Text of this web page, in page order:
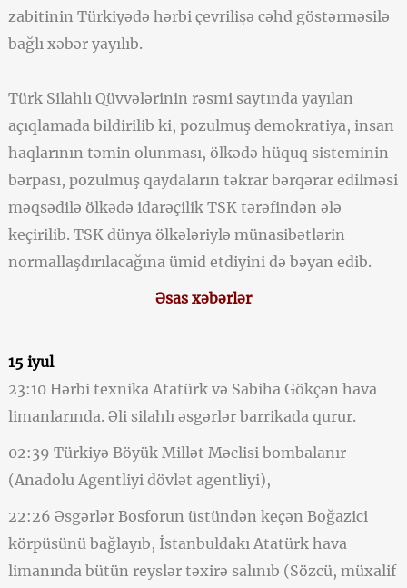
zabitinin Türkiyədə hərbi çevrilişə cəhd göstərməsilə
bağlı xəbər yayılıb.
Türk Silahlı Qüvvələrinin rəsmi saytında yayılan
açıqlamada bildirilib ki, pozulmuş demokratiya, insan
haqlarının təmin olunması, ölkədə hüquq sisteminin
bərpası, pozulmuş qaydaların təkrar bərqərar edilməsi
məqsədilə ölkədə idarəçilik TSK tərəfindən ələ
keçirilib. TSK dünya ölkələriylə münasibətlərin
normallaşdırılacağına ümid etdiyini də bəyan edib.
Əsas xəbərlər
15 iyul
23:10 Hərbi texnika Atatürk və Sabiha Gökçən hava
limanlarında. Əli silahlı əsgərlər barrikada qurur.
02:39 Türkiyə Böyük Millət Məclisi bombalanır
(Anadolu Agentliyi dövlət agentliyi),
22:26 Əsgərlər Bosforun üstündən keçən Boğazici
körpüsünü bağlayıb, İstanbuldakı Atatürk hava
limanında bütün reyslər təxirə salınıb (Sözcü, müxalif